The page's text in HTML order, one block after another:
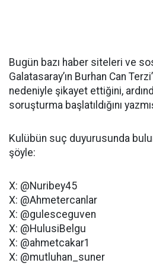
Bugün bazı haber siteleri ve
Galatasaray’ın Burhan Can
nedeniyle şikayet ettiğini,
soruşturma başlatıldığını
Kulübün suç duyurusunda
şöyle:
X: @Nuribey45
X: @Ahmetercanlar
X: @gulesceguven
X: @HulusiBelgu
X: @ahmetcakar1
X: @mutluhan_suner